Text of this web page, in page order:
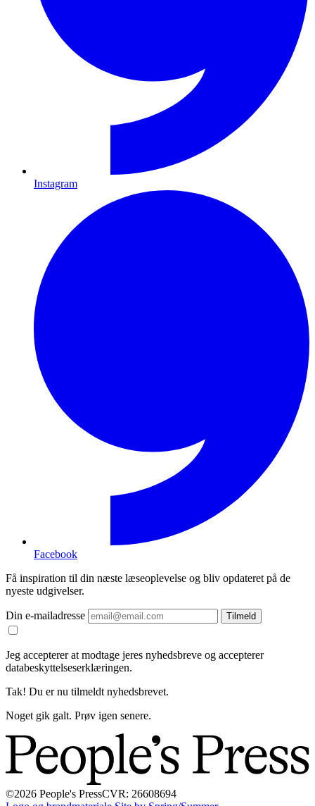
Instagram
Facebook
Få inspiration til din næste læseoplevelse og bliv opdateret på de
nyeste udgivelser.
Din e-mailadresse Tilmeld
Jeg accepterer at modtage jeres nyhedsbreve og accepterer
databeskyttelseserklæringen.
Tak! Du er nu tilmeldt nyhedsbrevet.
Noget gik galt. Prøv igen senere.
©2026 People's PressCVR: 26608694